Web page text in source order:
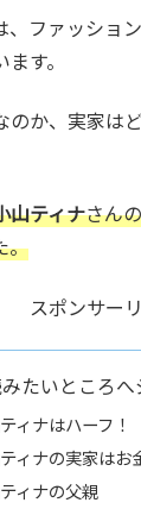
、ファッショ
す。
のか、実家は
山ティナさん
。
スポンサー
たいところへ
ィナはハーフ！
ィナの実家はお
ィナの父親